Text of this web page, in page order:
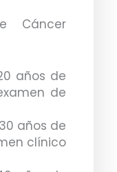
Cáncer
años de
de
años de
clínico